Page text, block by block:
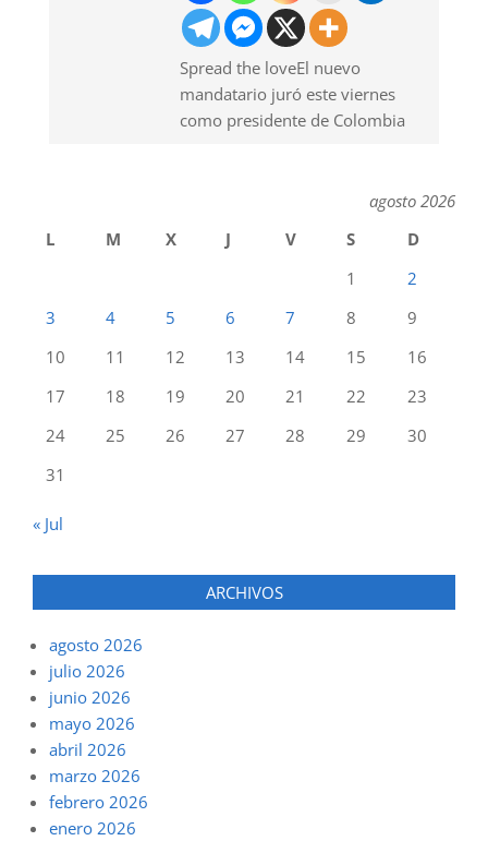
Spread the loveEl nuevo
mandatario juró este viernes
como presidente de Colombia
agosto 2026
L
M X J V S
D
1
2
3
4 5 6 7 8
9
10
11 12 13 14 15
16
17
18 19 20 21 22
23
24
25 26 27 28 29
30
31
« Jul
ARCHIVOS
agosto 2026
julio 2026
junio 2026
mayo 2026
abril 2026
marzo 2026
febrero 2026
enero 2026